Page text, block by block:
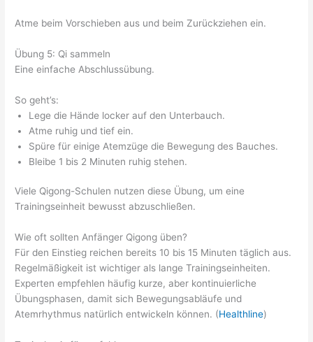
Atme beim Vorschieben aus und beim Zurückziehen ein.
Übung 5: Qi sammeln
Eine einfache Abschlussübung.
So geht’s:
Lege die Hände locker auf den Unterbauch.
Atme ruhig und tief ein.
Spüre für einige Atemzüge die Bewegung des Bauches.
Bleibe 1 bis 2 Minuten ruhig stehen.
Viele Qigong-Schulen nutzen diese Übung, um eine
Trainingseinheit bewusst abzuschließen.
Wie oft sollten Anfänger Qigong üben?
Für den Einstieg reichen bereits 10 bis 15 Minuten täglich aus.
Regelmäßigkeit ist wichtiger als lange Trainingseinheiten.
Experten empfehlen häufig kurze, aber kontinuierliche
Übungsphasen, damit sich Bewegungsabläufe und
Atemrhythmus natürlich entwickeln können. (Healthline)